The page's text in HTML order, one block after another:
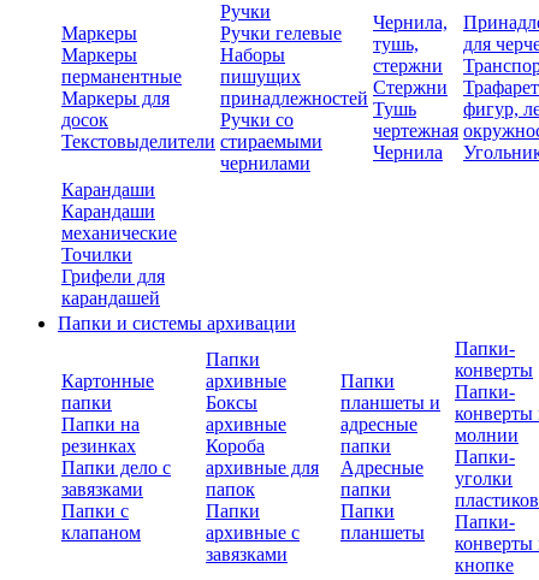
Маркеры
Маркеры
перманентные
Маркеры для
досок
Текстовыделители
Ручки
Ручки гелевые
Наборы
пишущих
принадлежностей
Ручки со
стираемыми
чернилами
Чернила,
тушь,
стержни
Стержни
Тушь
чертежная
Чернила
для
фигур,
Карандаши
Карандаши
механические
Точилки
Грифели для
карандашей
Папки и системы архивации
Картонные
папки
Папки на
резинках
Папки дело с
завязками
Папки с
клапаном
Папки
архивные
Боксы
архивные
Короба
архивные для
папок
Папки
архивные с
завязками
Папки
планшеты и
адресные
папки
Адресные
папки
Папки
планшеты
Папки-
конверты
Папки-
конверты
молнии
Папки-
уголки
Папки-
конверты
кнопке